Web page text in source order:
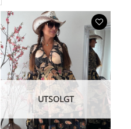
UTSOLGT